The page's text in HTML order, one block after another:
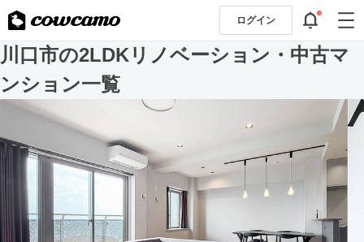
ログイン
川口市の2LDKリノベーション・中古マ
ンション一覧